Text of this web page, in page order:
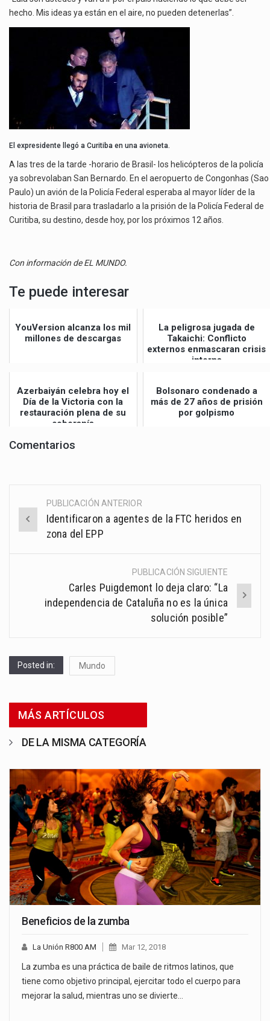
hecho. Mis ideas ya están en el aire, no pueden detenerlas”.
El expresidente llegó a Curitiba en una avioneta.
A las tres de la tarde -horario de Brasil- los helicópteros de la policía
ya sobrevolaban San Bernardo. En el aeropuerto de Congonhas (Sao
Paulo) un avión de la Policía Federal esperaba al mayor líder de la
historia de Brasil para trasladarlo a la prisión de la Policía Federal de
Curitiba, su destino, desde hoy, por los próximos 12 años.
Con información de EL MUNDO.
Te puede interesar
YouVersion alcanza los mil
millones de descargas
La peligrosa jugada de
Takaichi: Conflicto
externos enmascaran crisis
interna
Azerbaiyán celebra hoy el
Día de la Victoria con la
restauración plena de su
soberanía
Bolsonaro condenado a
más de 27 años de prisión
por golpismo
Comentarios
Post
navigation
PUBLICACIÓN ANTERIOR
Identificaron a agentes de la FTC heridos en
zona del EPP
PUBLICACIÓN SIGUIENTE
Carles Puigdemont lo deja claro: “La
independencia de Cataluña no es la única
solución posible”
Posted in: Mundo
MÁS ARTÍCULOS
DE LA MISMA CATEGORÍA
Beneficios de la zumba
La Unión R800 AM Mar 12, 2018
La zumba es una práctica de baile de ritmos latinos, que
tiene como objetivo principal, ejercitar todo el cuerpo para
mejorar la salud, mientras uno se divierte…